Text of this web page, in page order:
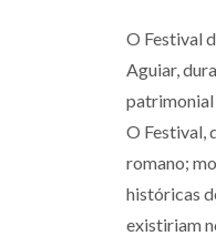
O Festival
Aguiar,
patrimonial
O Festival,
romano;
históricas
existiriam